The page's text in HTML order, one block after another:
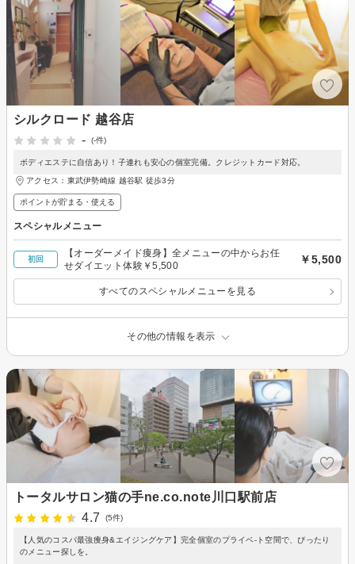
シルクロード 越谷店
-
(-件)
ボディエステに自信あり！子連れも安心の個室完備。クレジットカード対応。
アクセス：東武伊勢崎線 越谷駅 徒歩3分
ポイントが貯まる・使える
スペシャルメニュー
初回
【オーダーメイド痩身】全メニューの中からお任
せダイエット体験￥5,500
￥5,500
すべてのスペシャルメニューを見る
その他の情報を表示
トータルサロン猫の手ne.co.note川口駅前店
4.7
(5件)
【人気のコスパ最強痩身&エイジングケア】完全個室のプライベ-ト空間で、ぴったり
のメニュー探しを。